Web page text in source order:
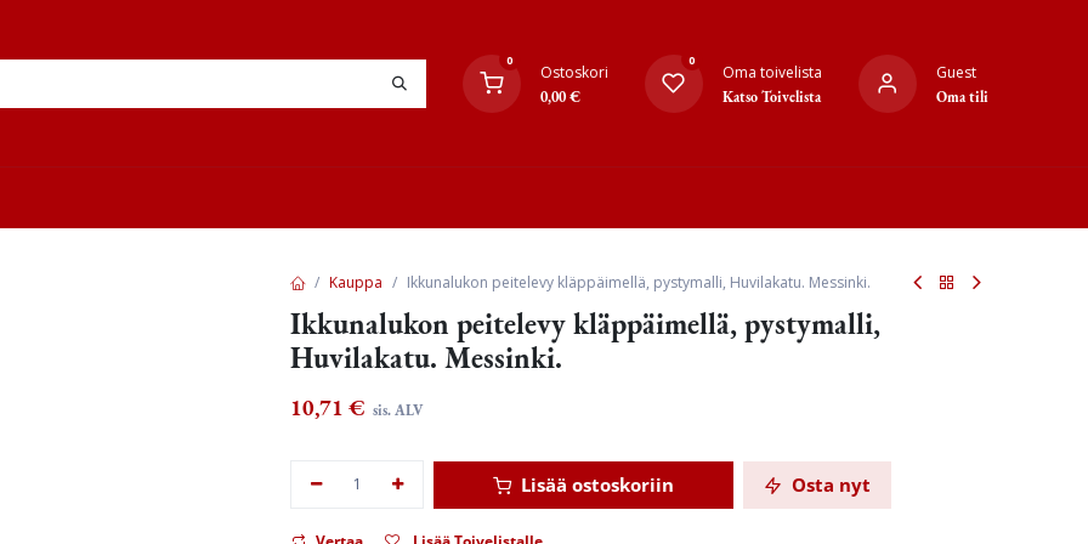
0
Ostoskori
0,00€
0
Oma toivelista
Katso Toivelista
Guest
Oma tili
Kauppa Ikkunalukon peitelevy kläppäimellä, pystymalli, Huvilakatu. Messinki.
Ikkunalukon peitelevy kläppäimellä, pystymalli,
Huvilakatu. Messinki.
10,71 € sis. ALV
Lisää ostoskoriin Osta nyt